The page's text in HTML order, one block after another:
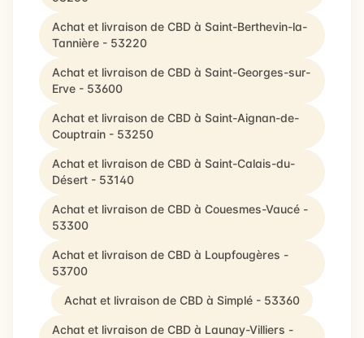
Achat et livraison de CBD à Saint-Berthevin-la-
Tannière - 53220
Achat et livraison de CBD à Saint-Georges-sur-
Erve - 53600
Achat et livraison de CBD à Saint-Aignan-de-
Couptrain - 53250
Achat et livraison de CBD à Saint-Calais-du-
Désert - 53140
Achat et livraison de CBD à Couesmes-Vaucé -
53300
Achat et livraison de CBD à Loupfougères -
53700
Achat et livraison de CBD à Simplé - 53360
Achat et livraison de CBD à Launay-Villiers -